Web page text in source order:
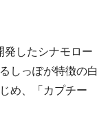
したシナモロー
しっぽが特徴の白
め、「カプチー